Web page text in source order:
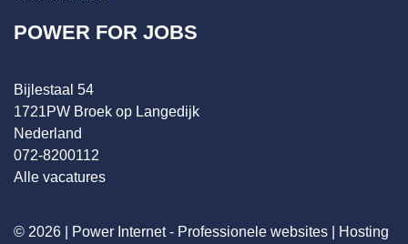
POWER FOR JOBS
Bijlestaal 54
1721PW Broek op Langedijk
Nederland
072-8200112
Alle vacatures
© 2026 | Power Internet - Professionele websites Hosting